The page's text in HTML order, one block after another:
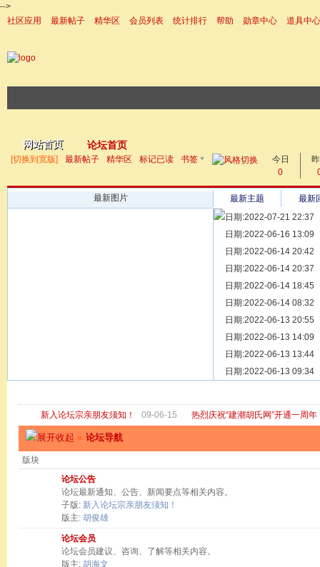
-->
社区应用
最新帖子 精华区 会员列表 统计排行 帮助 勋章中心
道具中心
网站首页 论坛首页
帖子
[切换到宽版] 最新帖子 精华区 标记已读 书签 ▼
今日
0
最新图片 最新主题
最新
日期:2022-07-21 22:37
[ 宗亲新闻 ] 同为宗亲，
日期:2022-06-16 13:09
[ 族谱知识 ] 漫话辈份
日期:2022-06-14 20:42
[ 族谱知识 ] 修族谱的用
日期:2022-06-14 20:37
[ 族谱知识 ] 一元等于多
日期:2022-06-14 18:45
[ 散文随笔 ] 写给远在天
日期:2022-06-14 08:32
[ 宗亲新闻 ] 关于“金鸡落
日期:2022-06-13 20:55
[ 庙堂宗祠 ] 洽礼祖祠
日期:2022-06-13 14:09
[ 庙堂宗祠 ] 京华胡氏二
日期:2022-06-13 13:44
[ 庙堂宗祠 ] 祖祠、家庙
日期:2022-06-13 09:34
新入论坛宗亲朋友须知！ 09-06-15 热烈庆祝“建潮胡氏网”开通一周年
» 论坛导航
版块
论坛公告
论坛最新通知、公告、新闻要点等相关内容。
子版: 新入论坛宗亲朋友须知！
版主: 胡俊雄
论坛会员
论坛会员建议、咨询、了解等相关内容。
版主: 胡海文